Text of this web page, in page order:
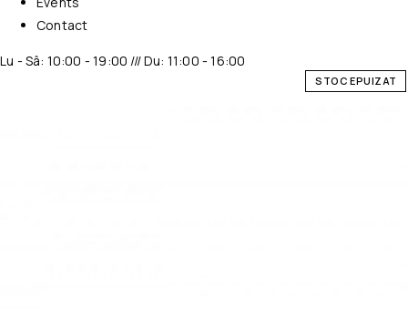
Contact
Lu - Sâ: 10:00 - 19:00 /// Du: 11:00 - 16:00
STOC EPUIZAT